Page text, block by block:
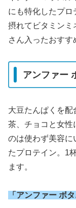
にも特化したプロ
摂れてビタミンミ
さん入ったおすす
アンファー
大豆たんぱくを配
茶、チョコと女性
のは使わず美容に
たプロテイン。1
ます。
「アンファー ボ